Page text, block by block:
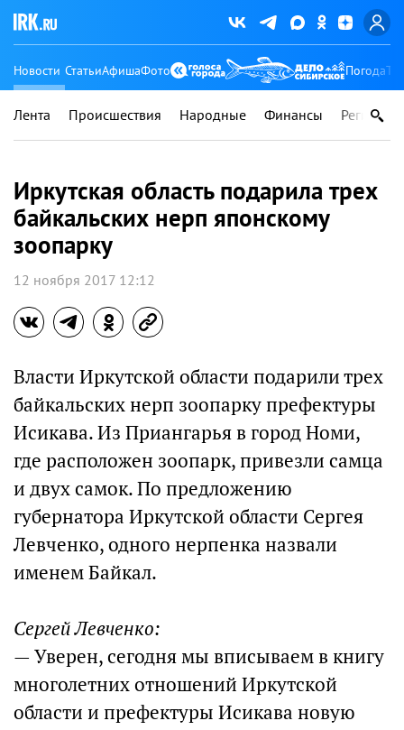
Новости СтатьиАфишаФото Погода
Лента Происшествия Народные Финансы Регионы
Иркутская область подарила трех
байкальских нерп японскому
зоопарку
12 ноября 2017 12:12
Власти Иркутской области подарили трех
байкальских нерп зоопарку префектуры
Исикава. Из Приангарья в город Номи,
где расположен зоопарк, привезли самца
и двух самок. По предложению
губернатора Иркутской области Сергея
Левченко, одного нерпенка назвали
именем Байкал.
Сергей Левченко:
— Уверен, сегодня мы вписываем в книгу
многолетних отношений Иркутской
области и префектуры Исикава новую